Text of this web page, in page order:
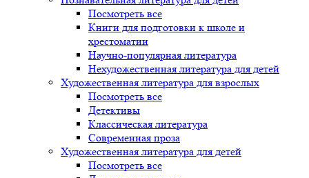
Посмотреть все
Книги для подготовки к школе и
хрестоматии
Научно-популярная литература
Нехудожественная литература для детей
Художественная литература для взрослых
Посмотреть все
Детективы
Классическая литература
Современная проза
Художественная литература для детей
Посмотреть все